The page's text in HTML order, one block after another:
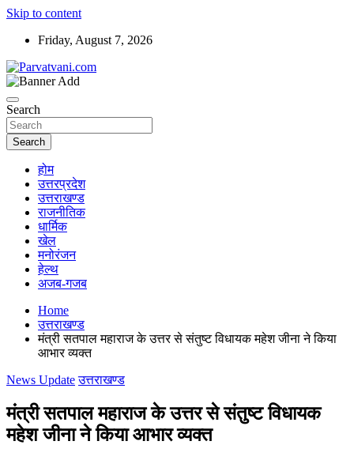
Skip to content
Friday, August 7, 2026
Parvatvani.com
Search
Search
होम
उत्तरप्रदेश
उत्तराखण्ड
राजनीतिक
धार्मिक
खेल
मनोरंजन
हेल्थ
अजब-गजब
Home
उत्तराखण्ड
मंत्री सतपाल महाराज के उत्तर से संतुष्ट विधायक महेश जीना ने किया
आभार व्यक्त
News Update उत्तराखण्ड
मंत्री सतपाल महाराज के उत्तर से संतुष्ट विधायक
महेश जीना ने किया आभार व्यक्त